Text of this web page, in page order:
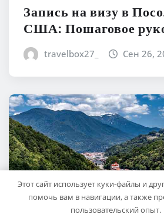
Запись на визу в
США: Пошаговое
travelbox27_ Сен 26,
Этот сайт использует куки-файлы и
помочь вам в навигации, а также
пользовательский опыт.